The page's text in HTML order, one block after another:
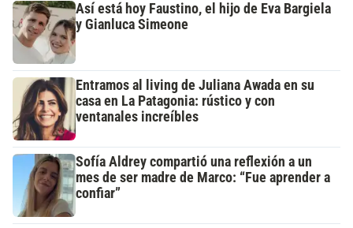
Así está hoy Faustino, el hijo de Eva Bargiela
y Gianluca Simeone
Entramos al living de Juliana Awada en su
casa en La Patagonia: rústico y con
ventanales increíbles
Sofía Aldrey compartió una reflexión a un
mes de ser madre de Marco: “Fue aprender a
confiar”